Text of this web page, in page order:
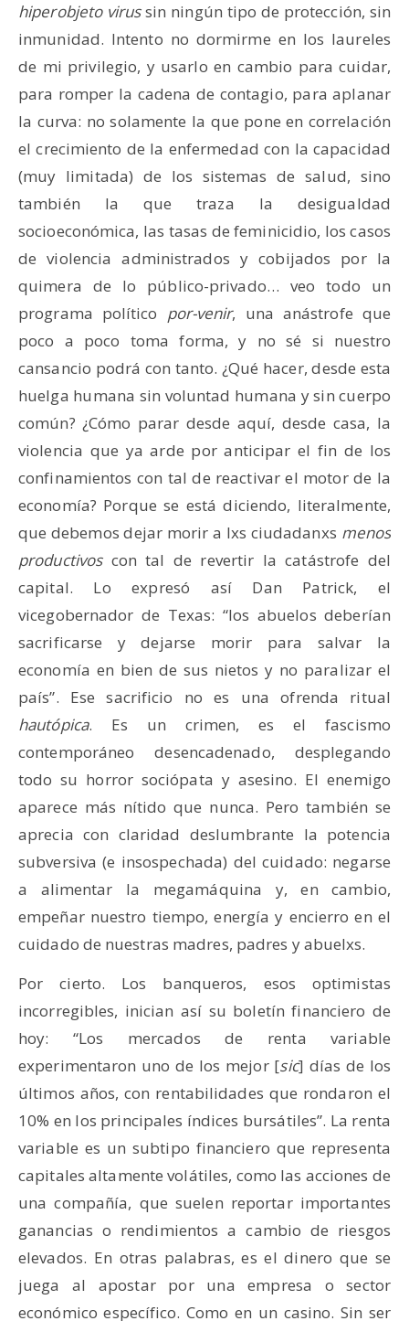
hiperobjeto virussin ningún tipo de protección, sin
inmunidad. Intento no dormirme en los laureles
de mi privilegio, y usarlo en cambio para cuidar,
para romper la cadena de contagio, para aplanar
la curva: no solamente la que pone en correlación
el crecimiento de la enfermedad con la capacidad
(muy limitada) de los sistemas de salud, sino
también la que traza la desigualdad
socioeconómica, las tasas de feminicidio, los casos
de violencia administrados y cobijados por la
quimera de lo público-privado… veo todo un
programa político por-venir, una anástrofe que
poco a poco toma forma, y no sé si nuestro
cansancio podrá con tanto. ¿Qué hacer, desde esta
huelga humana sin voluntad humana y sin cuerpo
común? ¿Cómo parar desde aquí, desde casa, la
violencia que ya arde por anticipar el fin de los
confinamientos con tal de reactivar el motor de la
economía? Porque se está diciendo, literalmente,
que debemos dejar morir a lxs ciudadanxs menos
productivoscon tal de revertir la catástrofe del
capital. Lo expresó así Dan Patrick, el
vicegobernador de Texas: “los abuelos deberían
sacrificarse y dejarse morir para salvar la
economía en bien de sus nietos y no paralizar el
país”. Ese sacrificio no es una ofrenda ritual
hautópica. Es un crimen, es el fascismo
contemporáneo desencadenado, desplegando
todo su horror sociópata y asesino. El enemigo
aparece más nítido que nunca. Pero también se
aprecia con claridad deslumbrante la potencia
subversiva (e insospechada) del cuidado: negarse
a alimentar la megamáquina y, en cambio,
empeñar nuestro tiempo, energía y encierro en el
cuidado de nuestras madres, padres y abuelxs.
Por cierto. Los banqueros, esos optimistas
incorregibles, inician así su boletín financiero de
hoy: “Los mercados de renta variable
experimentaron uno de los mejor [sic] días de los
últimos años, con rentabilidades que rondaron el
10% en los principales índices bursátiles”. La renta
variable es un subtipo financiero que representa
capitales altamente volátiles, como las acciones de
una compañía, que suelen reportar importantes
ganancias o rendimientos a cambio de riesgos
elevados. En otras palabras, es el dinero que se
juega al apostar por una empresa o sector
económico específico. Como en un casino. Sin ser